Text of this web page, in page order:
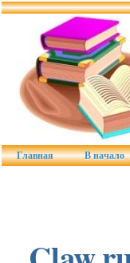
Главная В начало